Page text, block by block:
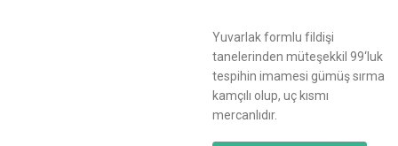
Yuvarlak formlu fildişi
tanelerinden müteşekkil 99‘luk
tespihin imamesi gümüş sırma
kamçılı olup, uç kısmı
mercanlıdır.